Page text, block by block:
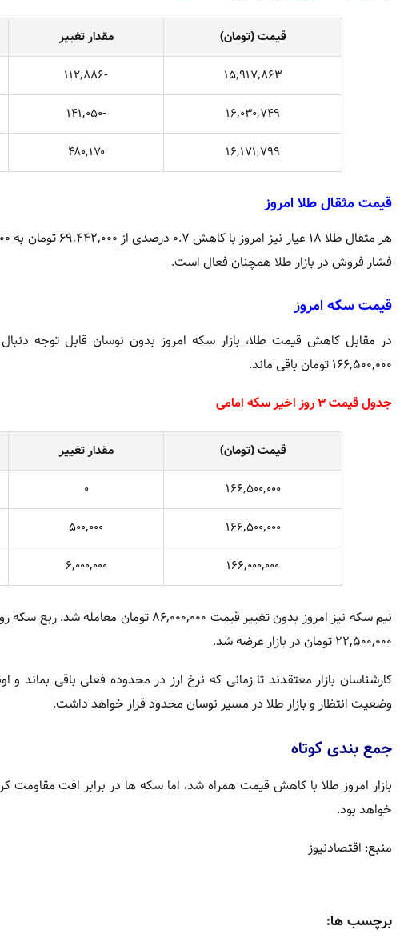
قیمت (تومان) مقدار تغییر
۱۵,۹۱۷,۸۶۳
-۱۱۲,۸۸۶
۱۶,۰۳۰,۷۴۹
-۱۴۱,۰۵۰
۱۶,۱۷۱,۷۹۹
۴۸۰,۱۷۰
قیمت مثقال طلا امروز
فشار فروش در بازار طلا همچنان فعال است.
قیمت سکه امروز
در مقابل کاهش قیمت طلا، بازار سکه امروز بدون نوسان قابل توجه
۱۶۶,۵۰۰,۰۰۰ تومان باقی ماند.
جدول قیمت ۳ روز اخیر سکه امامی
قیمت (تومان) مقدار تغییر
۱۶۶,۵۰۰,۰۰۰
۰
۱۶۶,۵۰۰,۰۰۰
۵۰۰,۰۰۰
۱۶۶,۰۰۰,۰۰۰
۶,۰۰۰,۰۰۰
۲۲,۵۰۰,۰۰۰ تومان در بازار عرضه شد.
کارشناسان بازار معتقدند تا زمانی که نرخ ارز در محدوده فعلی باقی
وضعیت انتظار و بازار طلا در مسیر نوسان محدود قرار خواهد داشت.
جمع بندی کوتاه
بازار امروز طلا با کاهش قیمت همراه شد، اما سکه ها در برابر افت مقاومت
خواهد بود.
منبع: اقتصادنیوز
برچسب ها: